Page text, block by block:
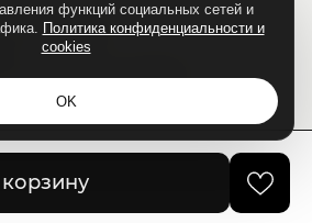
и cookies
функций социальных сетей и
Политика конфиденциальности и
cookies
OK